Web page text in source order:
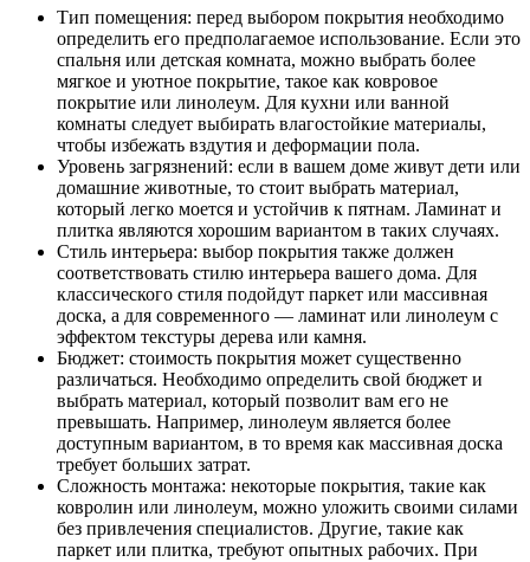
Тип помещения: перед выбором покрытия необходимо
определить его предполагаемое использование. Если это
спальня или детская комната, можно выбрать более
мягкое и уютное покрытие, такое как ковровое
покрытие или линолеум. Для кухни или ванной
комнаты следует выбирать влагостойкие материалы,
чтобы избежать вздутия и деформации пола.
Уровень загрязнений: если в вашем доме живут дети или
домашние животные, то стоит выбрать материал,
который легко моется и устойчив к пятнам. Ламинат и
плитка являются хорошим вариантом в таких случаях.
Стиль интерьера: выбор покрытия также должен
соответствовать стилю интерьера вашего дома. Для
классического стиля подойдут паркет или массивная
доска, а для современного — ламинат или линолеум с
эффектом текстуры дерева или камня.
Бюджет: стоимость покрытия может существенно
различаться. Необходимо определить свой бюджет и
выбрать материал, который позволит вам его не
превышать. Например, линолеум является более
доступным вариантом, в то время как массивная доска
требует больших затрат.
Сложность монтажа: некоторые покрытия, такие как
ковролин или линолеум, можно уложить своими силами
без привлечения специалистов. Другие, такие как
паркет или плитка, требуют опытных рабочих. При